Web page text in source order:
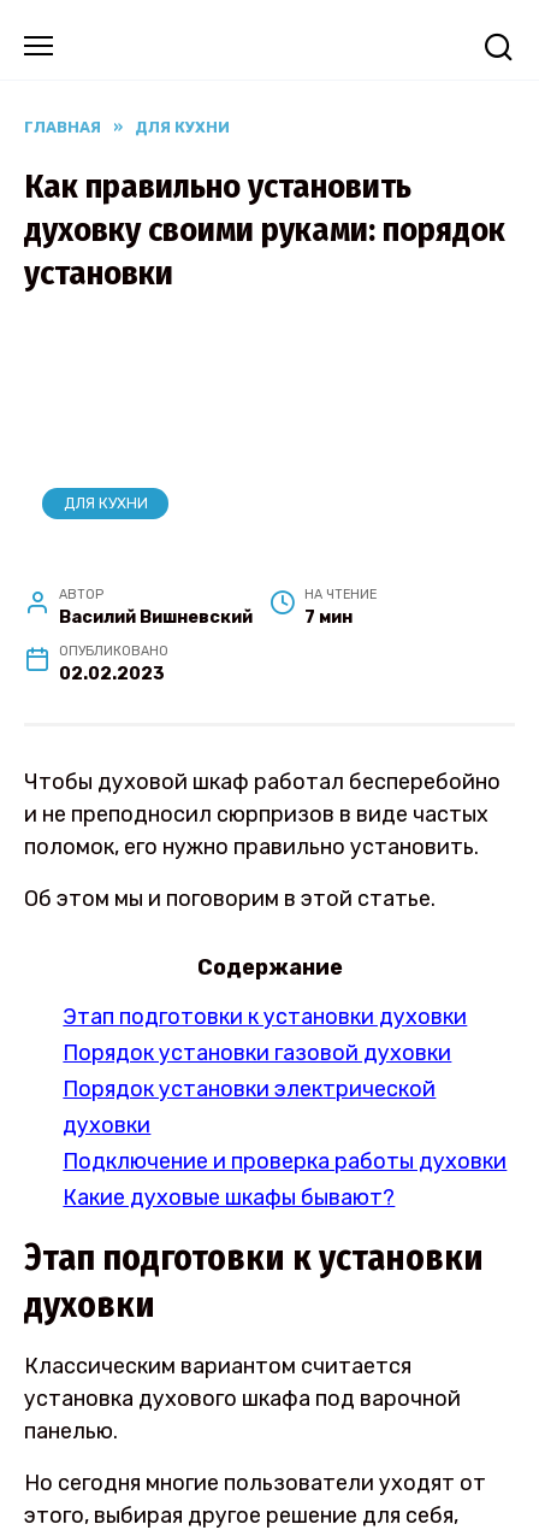
ГЛАВНАЯ » ДЛЯ КУХНИ
Как правильно установить
духовку своими руками: порядок
установки
ДЛЯ КУХНИ
АВТОР
Василий Вишневский
НА ЧТЕНИЕ
7 мин
ОПУБЛИКОВАНО
02.02.2023
Чтобы духовой шкаф работал бесперебойно
и не преподносил сюрпризов в виде частых
поломок, его нужно правильно установить.
Об этом мы и поговорим в этой статье.
Содержание
Этап подготовки к установки духовки
Порядок установки газовой духовки
Порядок установки электрической
духовки
Подключение и проверка работы духовки
Какие духовые шкафы бывают?
Этап подготовки к установки
духовки
Классическим вариантом считается
установка духового шкафа под варочной
панелью.
Но сегодня многие пользователи уходят от
этого, выбирая другое решение для себя,